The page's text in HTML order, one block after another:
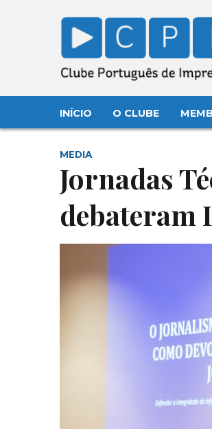
INÍCIO O CLUBE
MEDIA
Jornadas
debateram